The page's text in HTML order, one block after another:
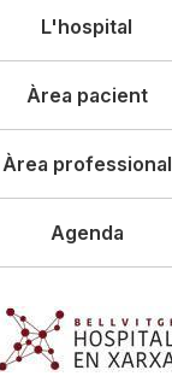
L'hospital
Àrea pacient
Àrea professional
Agenda